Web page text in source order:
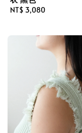
Regular
NT$ 3,080